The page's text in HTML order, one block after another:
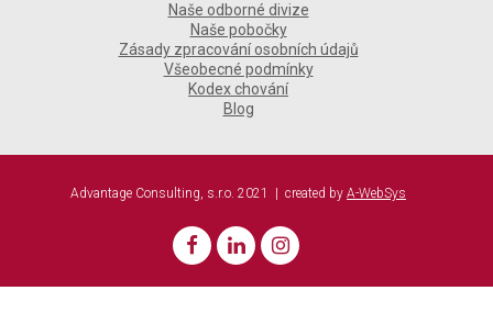
Naše odborné divize
Naše pobočky
Zásady zpracování osobních údajů
Všeobecné podmínky
Kodex chování
Blog
Advantage Consulting, s.r.o. 2021 | created by A-WebSys